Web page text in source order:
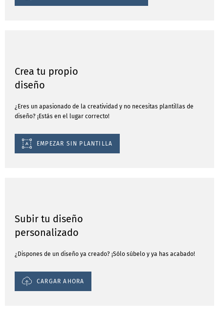
Crea tu propio
diseño
¿Eres un apasionado de la creatividad y no necesitas plantillas de
diseño? ¡Estás en el lugar correcto!
EMPEZAR SIN PLANTILLA
Subir tu diseño
personalizado
¿Dispones de un diseño ya creado? ¡Sólo súbelo y ya has acabado!
CARGAR AHORA